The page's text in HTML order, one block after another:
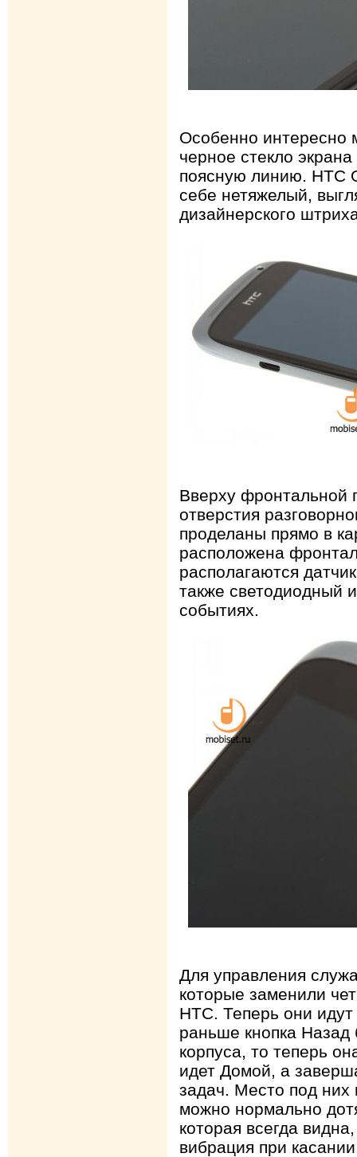
Особенно интересно
черное стекло
поясную линию. HTC
себе нетяжелый,
дизайнерского
Вверху фронтальной
отверстия
проделаны прямо в
расположена
располагаются
также светодиодный
событиях.
Для управления
которые заменили
HTC. Теперь они
раньше кнопка Назад
корпуса, то теперь
идет Домой, а
задач. Место под них
можно нормально
которая всегда
вибрация при